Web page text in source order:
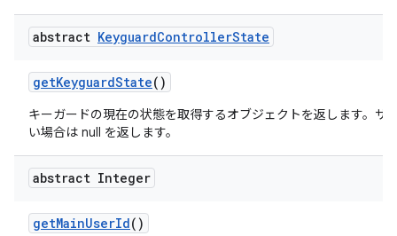
abstract KeyguardControllerState
getKeyguardState()
キーガードの現在の状態を取得するオブジェクトを返します。サ
い場合は null を返します。
abstract Integer
getMainUserId()